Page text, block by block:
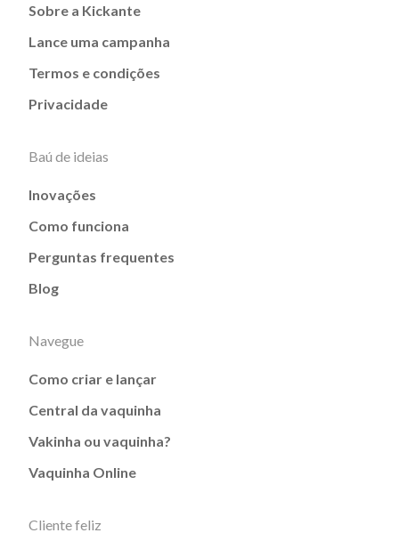
Sobre a Kickante
Lance uma campanha
Termos e condições
Privacidade
Baú de ideias
Inovações
Como funciona
Perguntas frequentes
Blog
Navegue
Como criar e lançar
Central da vaquinha
Vakinha ou vaquinha?
Vaquinha Online
Cliente feliz